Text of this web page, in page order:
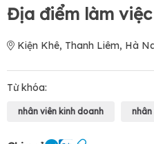
Địa điểm làm việc
Kiện Khê, Thanh Liêm, Hà
Từ khóa:
nhân viên kinh doanh